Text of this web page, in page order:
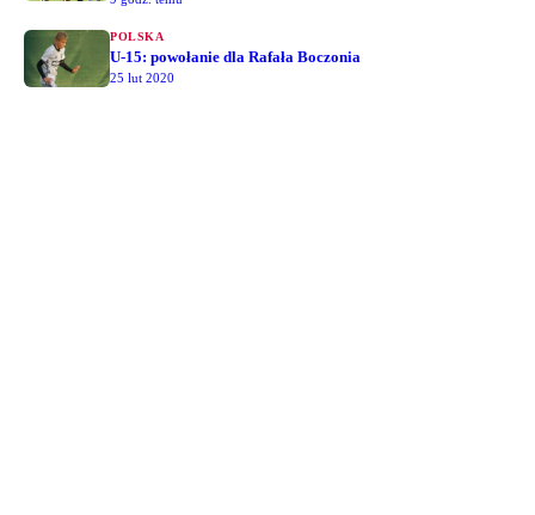
POLSKA
U-15: powołanie dla Rafała Boczonia
25 lut 2020